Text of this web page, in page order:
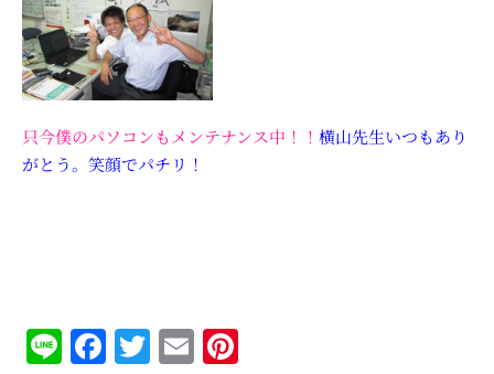
只今僕のパソコンもメンテナンス中！！ 横山先生いつもあり
がとう。笑顔でパチリ！
LineFacebook
Twitter
Email